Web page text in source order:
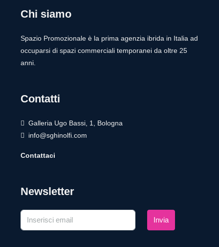
Chi siamo
Spazio Promozionale è la prima agenzia ibrida in Italia ad
occuparsi di spazi commerciali temporanei da oltre 25
anni.
Contatti
Galleria Ugo Bassi, 1, Bologna
info@sghinolfi.com
Contattaci
Newsletter
Invia